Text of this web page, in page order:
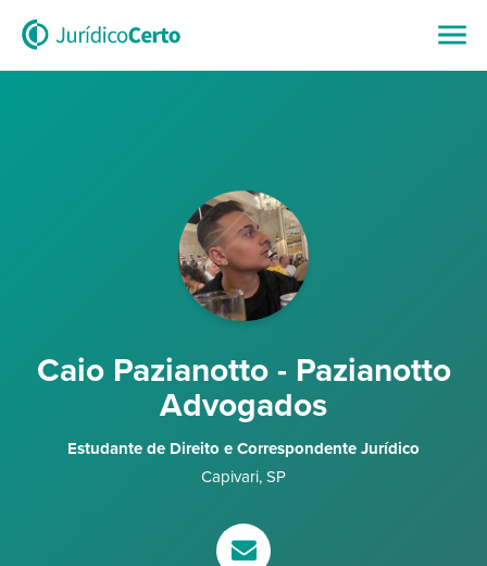
Caio Pazianotto - Pazianotto
Advogados
Estudante de Direito e Correspondente Jurídico
Capivari, SP